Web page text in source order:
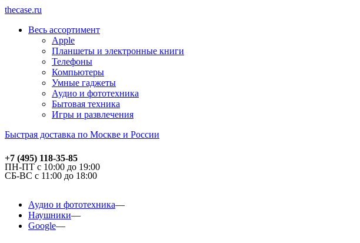
thecase.ru
Весь ассортимент
Apple
Планшеты и электронные книги
Телефоны
Компьютеры
Умные гаджеты
Аудио и фототехника
Бытовая техника
Игры и развлечения
Быстрая доставка по Москве и России
+7 (495) 118-35-85
ПН-ПТ с 10:00 до 19:00
СБ-ВС с 11:00 до 18:00
Аудио и фототехника
Наушники
Google